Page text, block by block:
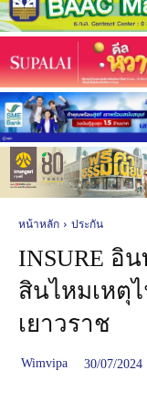
หน้าหลัก ประกัน
INSURE อิ
สินไหมเหตุ
เยาวราช
Wimvipa 30/07/2024